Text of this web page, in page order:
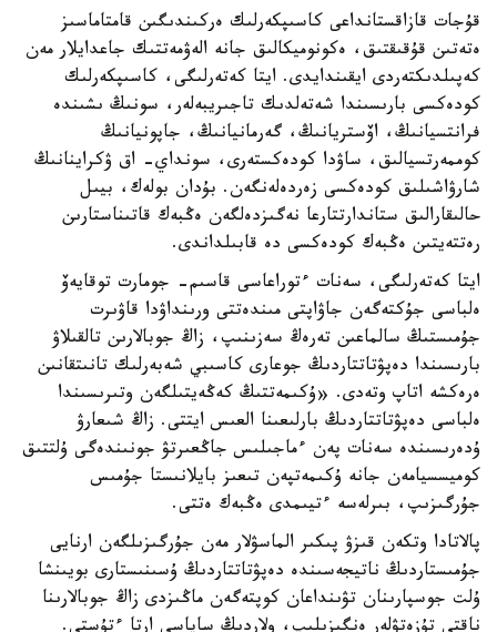
قۇجات قازاقستانداعى كاسىپكەرلىك ەركىندىگىن قامتاماسىز
ەتەتىن قۇقىقتىق، ەكونوميكالىق جانە الەۋمەتتىك جاعدايلار مەن
كەپىلدىكتەردى ايقىندايدى. ايتا كەتەرلىگى، كاسىپكەرلىك
كودەكسى بارىسىندا شەتەلدىك تاجىريبەلەر، سونىڭ ىشىندە
فرانتسيانىڭ، اۆستريانىڭ، گەرمانيانىڭ، جاپونيانىڭ
كوممەرتسيالىق، ساۋدا كودەكستەرى، سونداي- اق ۋكراينانىڭ
شارۋاشىلىق كودەكسى زەردەلەنگەن. بۇدان بولەك، بيىل
حالىقارالىق ستاندارتتارعا نەگىزدەلگەن ەڭبەك قاتىناستارىن
رەتتەيتىن ەڭبەك كودەكسى دە قابىلداندى.
ايتا كەتەرلىگى، سەنات ءتوراعاسى قاسىم- جومارت توقايەۆ
ەلباسى جۇكتەگەن جاۋاپتى مىندەتتى ورىنداۋدا قاۋىرت
جۇمىستىڭ سالماعىن تەرەڭ سەزىنىپ، زاڭ جوبالارىن تالقىلاۋ
بارىسىندا دەپۋتاتتاردىڭ جوعارى كاسىبي شەبەرلىك تانىتقانىن
ەرەكشە اتاپ وتەدى. «ۇكىمەتتىڭ كەڭەيتىلگەن وتىرىسىندا
ەلباسى دەپۋتاتتاردىڭ بارلىعىنا العىس ايتتى. زاڭ شىعارۋ
ۇدەرىسىندە سەنات پەن ءماجىلىس جاڭعىرتۋ جونىندەگى ۇلتتىق
كوميسسيامەن جانە ۇكىمەتپەن تىعىز بايلانىستا جۇمىس
جۇرگىزىپ، بىرلەسە ءتيىمدى ەڭبەك ەتتى.
پالاتادا وتكەن قىزۋ پىكىر الماسۋلار مەن جۇرگىزىلگەن ارنايى
جۇمىستاردىڭ ناتيجەسىندە دەپۋتاتتاردىڭ ۇسىنىستارى بويىنشا
ۇلت جوسپارىنان تۋىنداعان كوپتەگەن ماڭىزدى زاڭ جوبالارىنا